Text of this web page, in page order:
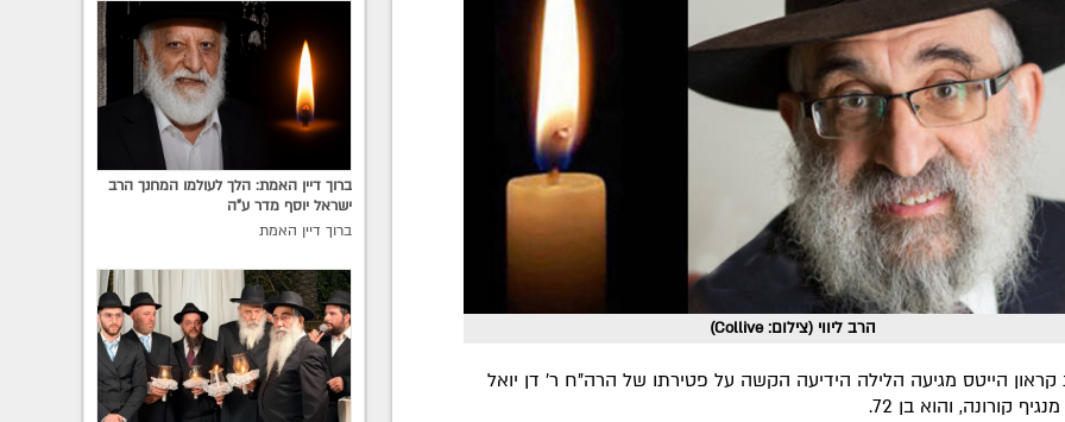
הרב ליווי (צילום: Collive)
קראון הייטס מגיעה הלילה הידיעה הקשה על פטירתו של הרה"ח ר' דן יואל
קורונה, והוא בן 72.
ברוך דיין האמת: הלך לעולמו המחנך הרב
ישראל יוסף מדר ע"ה
ברוך דיין האמת